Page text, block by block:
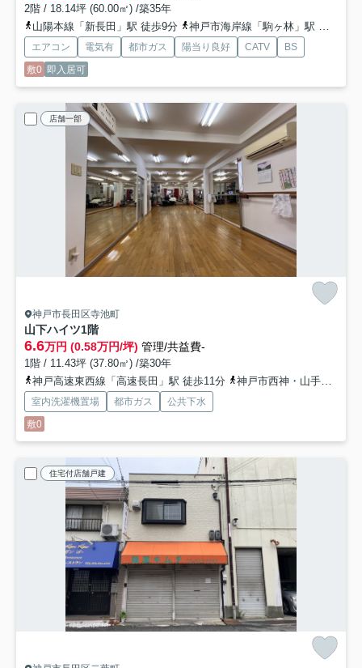
2階 / 18.14坪 (60.00㎡) /築35年
山陽本線「新長田」駅 徒歩9分
神戸市海岸線「駒ヶ林」駅 徒歩11分
エアコン 電気有 都市ガス 陽当り良好 CATV
BS
敷0 即入居可
店舗一部
神戸市長田区寺池町
山下ハイツ1階
6.6万円 (0.58万円/坪) 管理/共益費-
1階 / 11.43坪 (37.80㎡) /築30年
神戸高速東西線「高速長田」駅 徒歩11分
神戸市西神・山手線「上沢」駅 徒歩13分
室内洗濯機置場 都市ガス
公共下水
敷0
住宅付店舗戸建